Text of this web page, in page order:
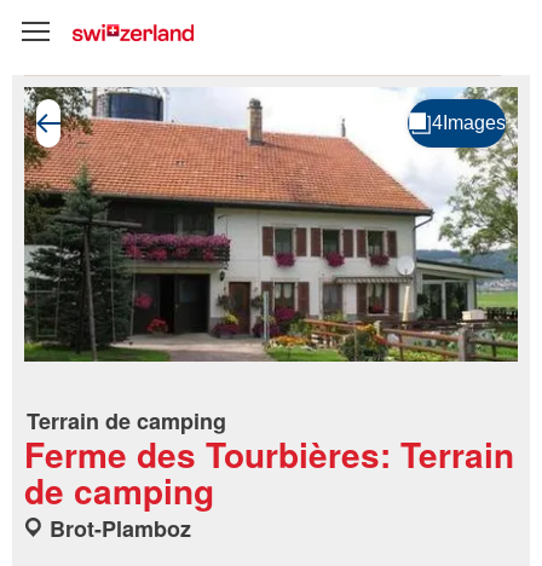
Terrain de camping
Ferme des Tourbières: Terrain
de camping
Brot-Plamboz